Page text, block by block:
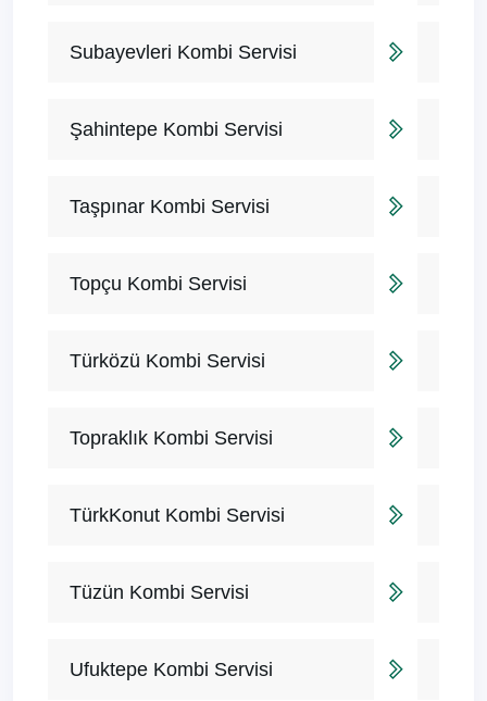
Subayevleri Kombi Servisi
Şahintepe Kombi Servisi
Taşpınar Kombi Servisi
Topçu Kombi Servisi
Türközü Kombi Servisi
Topraklık Kombi Servisi
TürkKonut Kombi Servisi
Tüzün Kombi Servisi
Ufuktepe Kombi Servisi